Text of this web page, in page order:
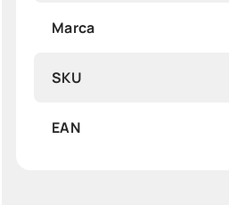
Marca
SKU
EAN